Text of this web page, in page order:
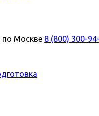
по Москве 8 (800) 300-